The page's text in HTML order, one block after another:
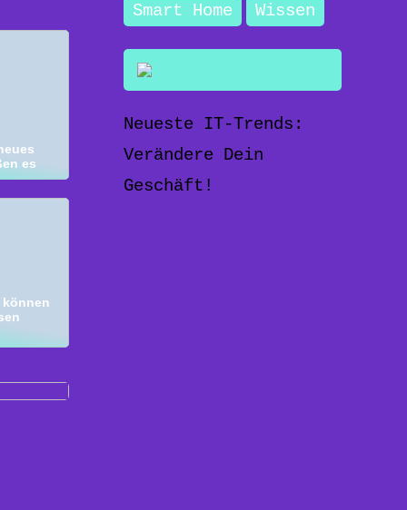
es
können
Smart Home
Wissen
Neueste IT-Trends:
Verändere Dein
Geschäft!